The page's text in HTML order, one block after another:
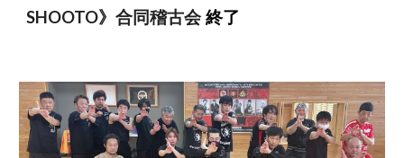
SHOOTO》合同稽古会終了